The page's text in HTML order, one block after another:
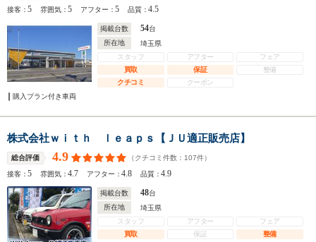
接客：5 雰囲気：5 アフター：5 品質：4.5
掲載台数 54台
所在地
埼玉県
スタッフ
アフター
フェア
買取
保証
整備
クチコミ
クーポン
購入プラン付き車両
株式会社ｗｉｔｈ ｌｅａｐｓ【ＪＵ適正販売店】
総合評価 4.9 （クチコミ件数： 107件）
接客：5 雰囲気：4.7 アフター：4.8 品質：4.9
掲載台数 48台
所在地
埼玉県
スタッフ
アフター
フェア
買取
保証
整備